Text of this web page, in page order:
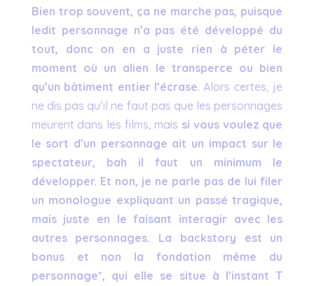
Bien trop souvent, ça ne marche pas, puisque
ledit personnage n’a pas été développé du
tout, donc on en a juste rien à péter le
moment où un alien le transperce ou bien
qu’un bâtiment entier l’écrase. Alors certes, je
ne dis pas qu’il ne faut pas que les personnages
meurent dans les films, mais si vous voulez que
le sort d’un personnage ait un impact sur le
spectateur, bah il faut un minimum le
développer. Et non, je ne parle pas de lui filer
un monologue expliquant un passé tragique,
mais juste en le faisant interagir avec les
autres personnages. La backstory est un
bonus et non la fondation même du
personnage*, qui elle se situe à l’instant T